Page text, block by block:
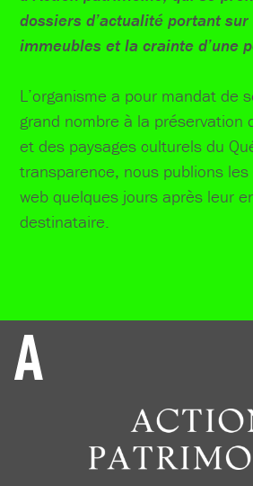
dossiers d’actualité portant
immeubles et la crainte d’une
L’organisme a pour mandat de
grand nombre à la préservation
et des paysages culturels du
transparence, nous publions
web quelques jours après leur
destinataire.